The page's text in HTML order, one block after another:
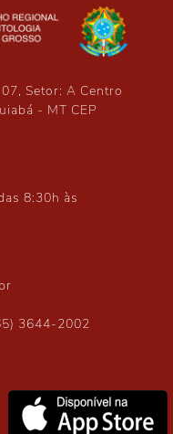
Setor: A Centro
- MT CEP
8:30h às
3644-2002